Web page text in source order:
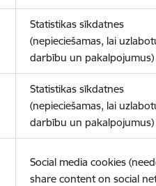
Statistikas sīkdatnes
(nepieciešamas, lai
darbību un pakalpojumus)
Statistikas sīkdatnes
(nepieciešamas, lai
darbību un pakalpojumus)
Social media cookies
share content on social